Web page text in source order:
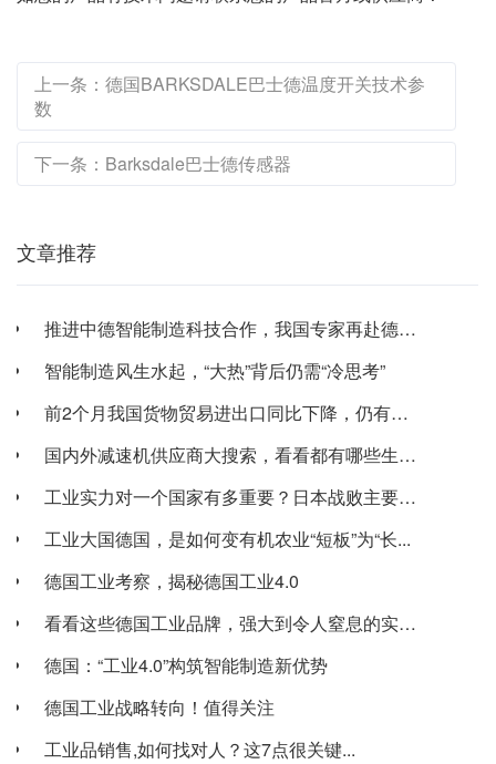
上一条：德国BARKSDALE巴士德温度开关技术参
数
下一条：Barksdale巴士德传感器
文章推荐
推进中德智能制造科技合作，我国专家再赴德国讨...
智能制造风生水起，“大热”背后仍需“冷思考”
前2个月我国货物贸易进出口同比下降，仍有新亮...
国内外减速机供应商大搜索，看看都有哪些生产企...
工业实力对一个国家有多重要？日本战败主要原因...
工业大国德国，是如何变有机农业“短板”为“长...
德国工业考察，揭秘德国工业4.0
看看这些德国工业品牌，强大到令人窒息的实力！
德国：“工业4.0”构筑智能制造新优势
德国工业战略转向！值得关注
工业品销售,如何找对人？这7点很关键...